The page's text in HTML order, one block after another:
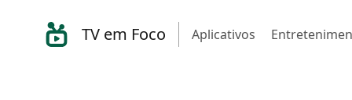
TV em Foco Aplicativos